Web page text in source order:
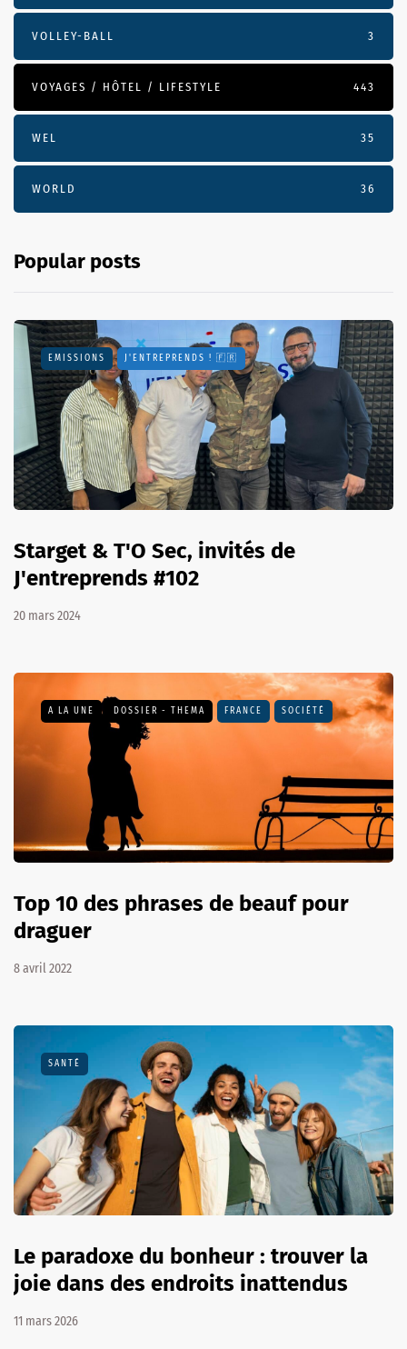
VOLLEY-BALL 3
VOYAGES / HÔTEL / LIFESTYLE 443
WEL 35
WORLD 36
Popular posts
EMISSIONS J'ENTREPRENDS ! 🇫🇷
Starget & T'O Sec, invités de
J'entreprends #102
20 mars 2024
A LA UNE DOSSIER - THEMA FRANCE SOCIÉTÉ
Top 10 des phrases de beauf pour
draguer
8 avril 2022
SANTÉ
Le paradoxe du bonheur : trouver la
joie dans des endroits inattendus
11 mars 2026